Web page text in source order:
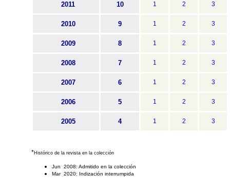
2011 10 1 2 3
2010 9 1 2 3
2009 8 1 2 3
2008 7 1 2 3
2007 6 1 2 3
2006 5 1 2 3
2005 4 1 2 3
*Histórico de la revista en la colección
Jun 2008: Admitido en la colección
Mar 2020: Indización interrumpida